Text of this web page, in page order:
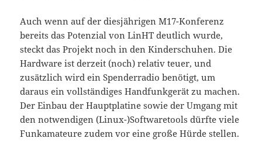
Auch wenn auf der diesjährigen M17-Konferenz
bereits das Potenzial von LinHT deutlich wurde,
steckt das Projekt noch in den Kinderschuhen. Die
Hardware ist derzeit (noch) relativ teuer, und
zusätzlich wird ein Spenderradio benötigt, um
daraus ein vollständiges Handfunkgerät zu machen.
Der Einbau der Hauptplatine sowie der Umgang mit
den notwendigen (Linux-)Softwaretools dürfte viele
Funkamateure zudem vor eine große Hürde stellen.